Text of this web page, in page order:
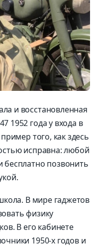
и восстановленная
1952 года у входа в
того, как здесь
исправна: любой
бесплатно позвонить
В мире гаджетов
физику
В его кабинете
1950-х годов и